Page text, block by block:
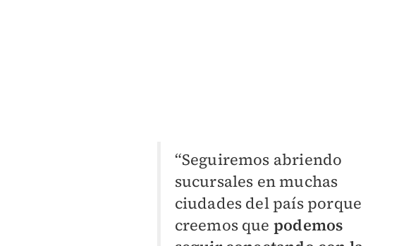
“Seguiremos abriendo
sucursales en muchas
ciudades del país porque
creemos que podemos